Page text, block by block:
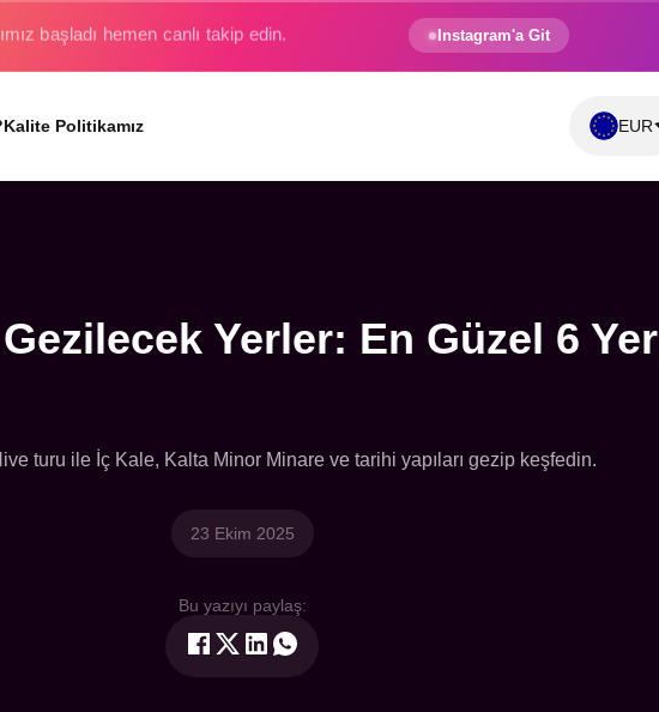
hayali gerçek oluyor. Instagram'a Git
Kalite Politikamız EUR
Gezilecek Yerler: En Güzel 6 Yer
turu ile İç Kale, Kalta Minor Minare ve tarihi yapıları gezip keşfedin.
23 Ekim 2025
Bu yazıyı paylaş: